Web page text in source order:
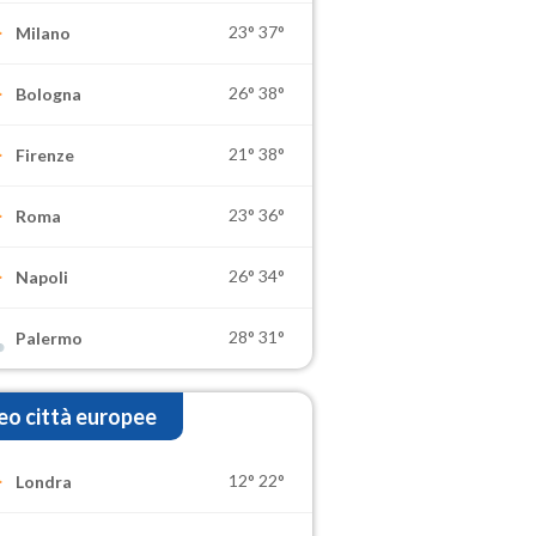
Milano 23° 37°
Bologna 26° 38°
Firenze 21° 38°
Roma 23° 36°
Napoli 26° 34°
Palermo 28° 31°
città europee
Londra 12° 22°